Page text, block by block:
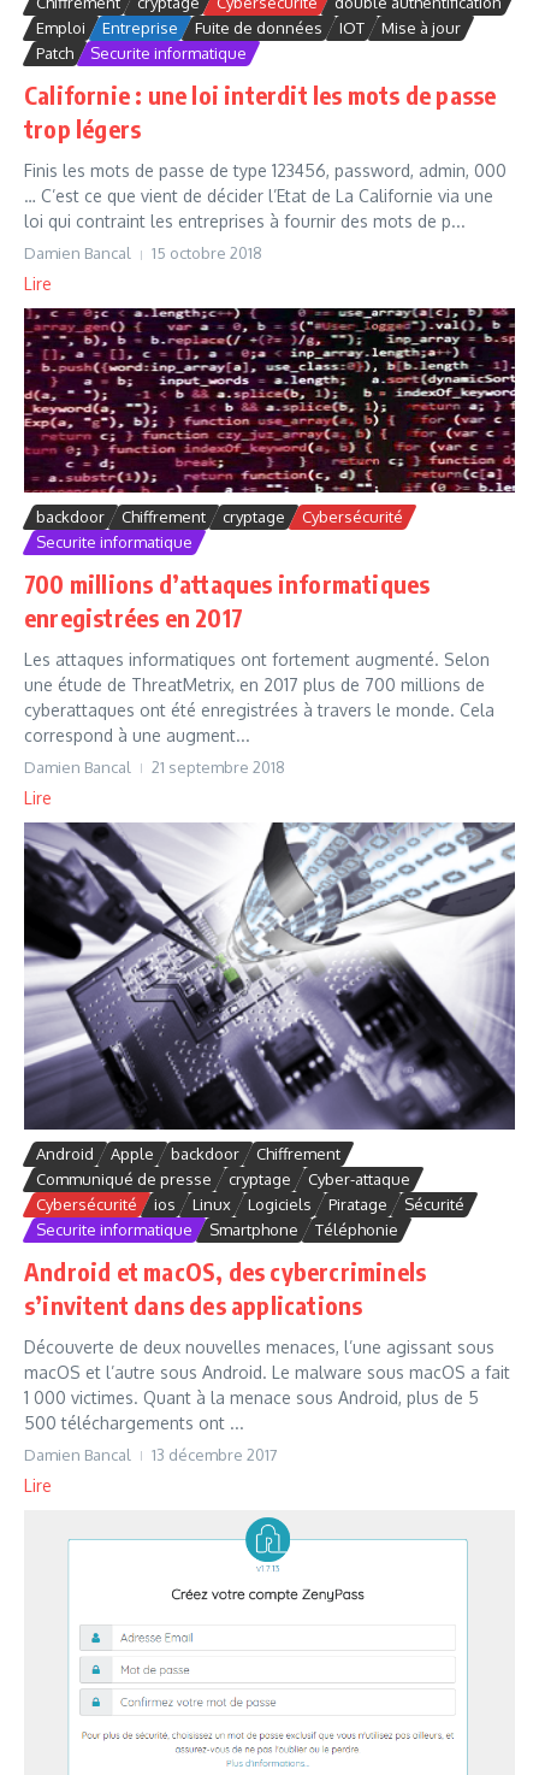
Emploi
Entreprise Fuite de données IOT
Mise à jour
Patch
Securite informatique
Californie : une loi interdit les mots de passe
trop légers
Finis les mots de passe de type 123456, password, admin, 000
… C’est ce que vient de décider l’Etat de La Californie via une
loi qui contraint les entreprises à fournir des mots de p...
Damien Bancal 15 octobre 2018
Lire
backdoor Chiffrement cryptage
Cybersécurité
Securite informatique
700 millions d’attaques informatiques
enregistrées en 2017
Les attaques informatiques ont fortement augmenté. Selon
une étude de ThreatMetrix, en 2017 plus de 700 millions de
cyberattaques ont été enregistrées à travers le monde. Cela
correspond à une augment...
Damien Bancal 21 septembre 2018
Lire
Android Apple backdoor
Chiffrement
Communiqué de presse
cryptage
Cyber-attaque
Cybersécurité
ios Linux Logiciels Piratage
Sécurité
Securite informatique
Smartphone Téléphonie
Android et macOS, des cybercriminels
s’invitent dans des applications
Découverte de deux nouvelles menaces, l’une agissant sous
macOS et l’autre sous Android. Le malware sous macOS a fait
1 000 victimes. Quant à la menace sous Android, plus de 5
500 téléchargements ont ...
Damien Bancal 13 décembre 2017
Lire